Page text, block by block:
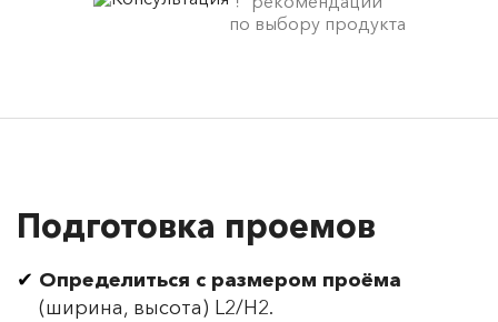
по выбору продукта
Подготовка проемов
Определиться с размером проёма
(ширина, высота) L2/H2.